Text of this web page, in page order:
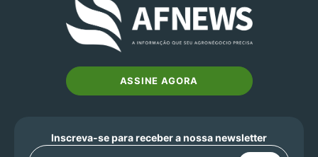
ASSINE AGORA
Inscreva-se para receber a nossa newsletter